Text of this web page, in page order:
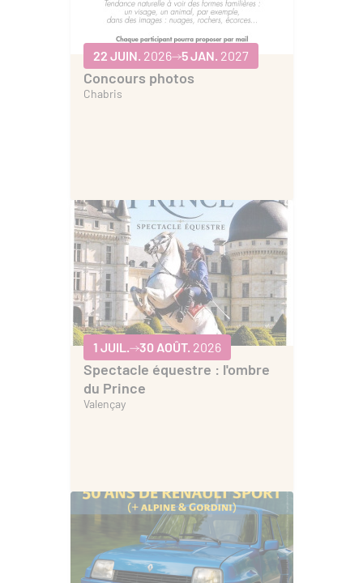
22 JUIN. 2026 5 JAN. 2027
Concours photos
Chabris
1 JUIL. 30 AOÛT. 2026
Spectacle équestre : l'ombre
du Prince
Valençay